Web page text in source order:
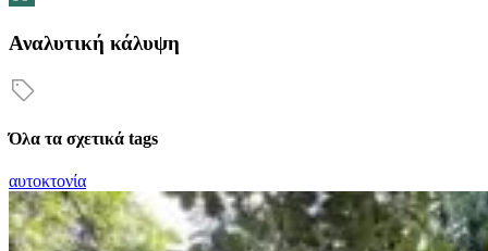
Αναλυτική κάλυψη
Όλα τα σχετικά tags
αυτοκτονία